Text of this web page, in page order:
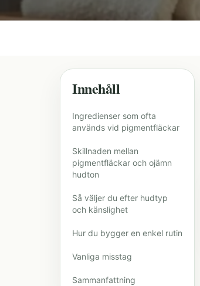
Innehåll
Ingredienser som ofta
används vid pigmentfläckar
Skillnaden mellan
pigmentfläckar och ojämn
hudton
Så väljer du efter hudtyp
och känslighet
Hur du bygger en enkel rutin
Vanliga misstag
Sammanfattning